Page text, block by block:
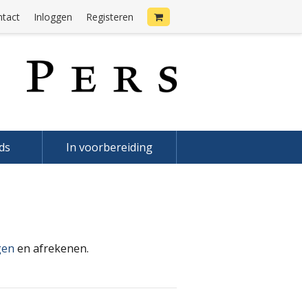
Inloggen Registeren
In voorbereiding
en afrekenen.